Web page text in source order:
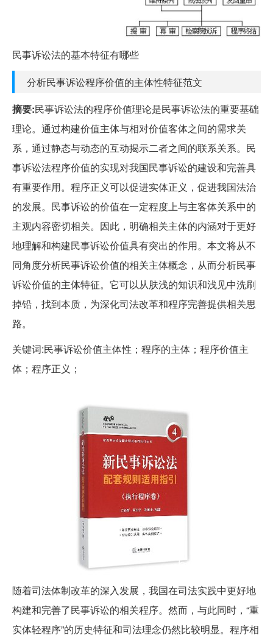
民事诉讼法的基本特征有哪些
分析民事诉讼程序价值的主体性特征范文
摘要:民事诉讼法的程序价值理论是民事诉讼法的重要基础
理论。通过构建价值主体与相对价值客体之间的需求关
系，通过静态与动态的互动揭示二者之间的联系关系。民
事诉讼法程序价值的实现对我国民事诉讼的建设和完善具
有重要作用。程序正义可以促进实体正义，促进我国法治
的发展。民事诉讼的价值在一定程度上与主客体关系中的
主观内容密切相关。因此，明确相关主体的内涵对于更好
地理解和构建民事诉讼价值具有突出的作用。本文将从不
同角度分析民事诉讼价值的相关主体概念，从而分析民事
诉讼价值的主体特征。它可以从肤浅的知识和浅见中洗刷
掉铅，找到本质，为深化司法改革和程序完善提供相关思
路。
关键词:民事诉讼价值主体性；程序的主体；程序价值主
体；程序正义；
随着司法体制改革的深入发展，我国在司法实践中更好地
构建和完善了民事诉讼的相关程序。然而，与此同时，“重
实体轻程序”的历史特征和司法理念仍然比较明显。程序相